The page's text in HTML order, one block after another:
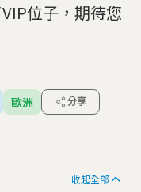
位子，期待您
歐洲 分享
收起全部